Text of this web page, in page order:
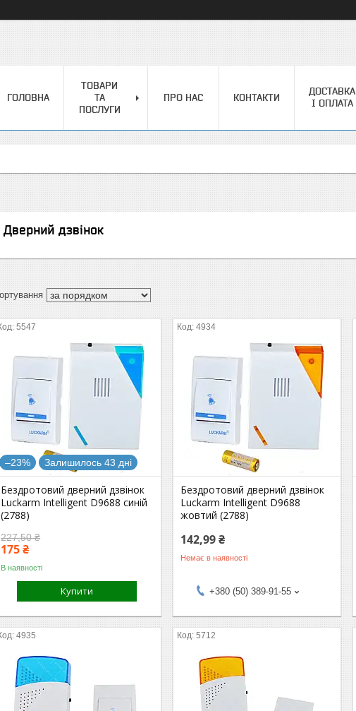
ГОЛОВНА
ТОВАРИ
ТА
ПОСЛУГИ
ПРО НАС КОНТАКТИ
ДОСТАВКА
І ОПЛАТА
Дверний дзвінок
5547
–23% Залишилось 43 дні
Бездротовий дверний дзвінок
Luckarm Intelligent D9688 синій
(2788)
227,50 ₴
175 ₴
В наявності
Купити
4934
Бездротовий дверний дзвінок
Luckarm Intelligent D9688
жовтий (2788)
142,99 ₴
Немає в наявності
+380 (50) 389-91-55
4935 5712